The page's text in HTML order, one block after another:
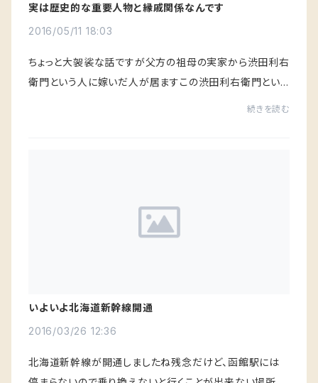
実は歴史的な重要人物と縁戚関係なんです
2016/05/11 18:03
ちょっと大袈裟な話ですが父方の祖母の実家から渋田利右
衛門という人に嫁いだ人が居ますこの渋田利右衛門という
続きを読む
いよいよ北海道新幹線開通
2016/03/26 12:36
北海道新幹線が開通しましたね残念だけど、函館駅には